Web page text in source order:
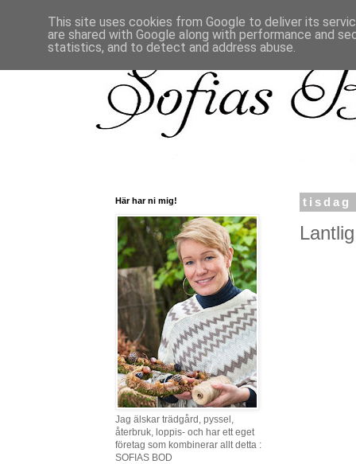
tisdag
Här har ni mig!
Jag älskar trädgård, pyssel,
återbruk, loppis- och har ett eget
företag som kombinerar allt detta :
SOFIAS BOD
This site uses cookies from Google to deliver its
are shared with Google along with performance and
statistics, and to detect and address abuse.